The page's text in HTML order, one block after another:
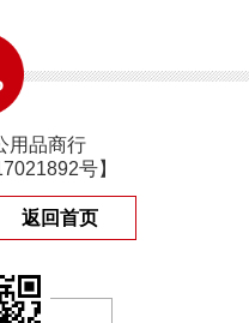
用品商行
号】
返回首页